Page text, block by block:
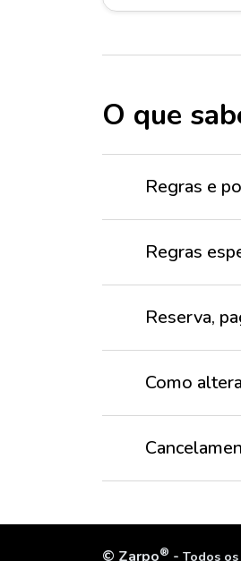
O que
Regras e
Regras
Reserva,
Como
© Zarpo® - Todos